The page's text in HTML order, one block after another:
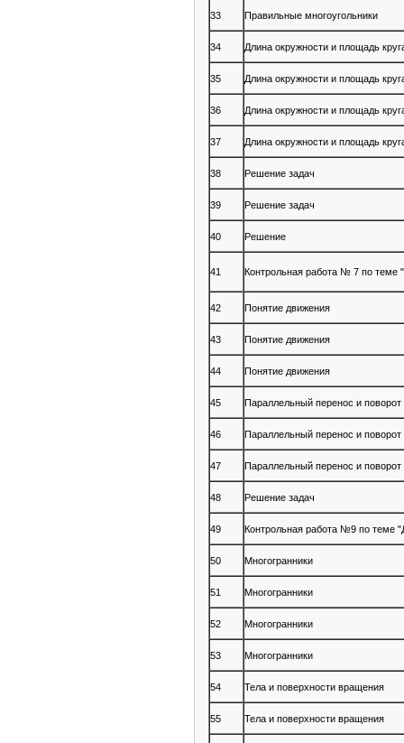
33 Правильные многоугольники
34 Длина окружности и площадь
35 Длина окружности и площадь
36 Длина окружности и площадь
37 Длина окружности и площадь
38 Решение задач
39 Решение задач
40 Решение
41 Контрольная работа № 7 по теме
42 Понятие движения
43 Понятие движения
44 Понятие движения
45 Параллельный перенос и поворот
46 Параллельный перенос и поворот
47 Параллельный перенос и поворот
48 Решение задач
49 Контрольная работа №9 по теме
50 Многогранники
51 Многогранники
52 Многогранники
53 Многогранники
54 Тела и поверхности вращения
55 Тела и поверхности вращения